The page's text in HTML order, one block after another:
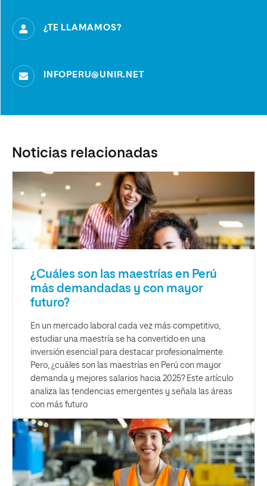
¿TE LLAMAMOS?
INFOPERU@UNIR.NET
Noticias relacionadas
¿Cuáles son las maestrías en Perú
más demandadas y con mayor
futuro?
En un mercado laboral cada vez más competitivo,
estudiar una maestría se ha convertido en una
inversión esencial para destacar profesionalmente.
Pero, ¿cuáles son las maestrías en Perú con mayor
demanda y mejores salarios hacia 2025? Este artículo
analiza las tendencias emergentes y señala las áreas
con más futuro